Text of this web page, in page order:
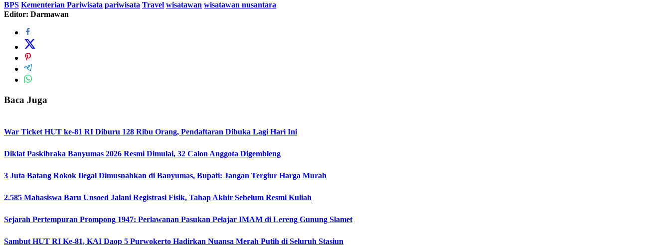
BPS Kementerian Pariwisata pariwisata Travel wisatawan wisatawan nusantara
Editor: Darmawan
Baca Juga
War Ticket HUT ke-81 RI Diburu 128 Ribu Orang, Pendaftaran Dibuka Lagi Hari Ini
Diklat Paskibraka Banyumas 2026 Resmi Dimulai, 32 Calon Anggota Digembleng
3 Juta Batang Rokok Ilegal Dimusnahkan di Banyumas, Bupati: Jangan Tergiur Harga Murah
2.585 Mahasiswa Baru Unsoed Jalani Registrasi Fisik, Tahap Akhir Sebelum Resmi Kuliah
Sejarah Pertempuran Prompong 1947: Perlawanan Pasukan Pelajar IMAM di Lereng Gunung Slamet
Sambut HUT RI Ke-81, KAI Daop 5 Purwokerto Hadirkan Nuansa Merah Putih di Seluruh Stasiun